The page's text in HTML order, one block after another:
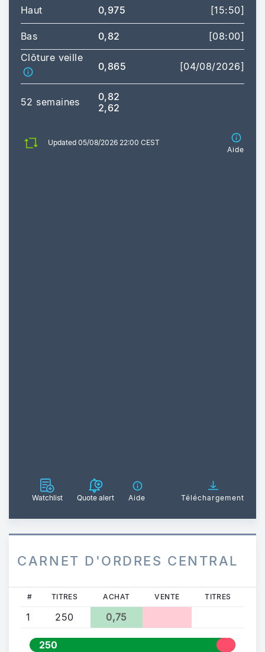
Haut 0,975 [15:50]
Bas 0,82
[08:00]
Clôture veille
0,865 [04/08/2026]
52 semaines
0,82
2,62
Updated 05/08/2026 22:00 CEST
Aide
Watchlist Quote alert Aide Téléchargement
CARNET D'ORDRES CENTRAL
# TITRES ACHAT VENTE TITRES
1 250 0,75
250